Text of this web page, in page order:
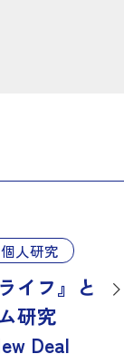
個人研究
イフ』と
研究
Deal